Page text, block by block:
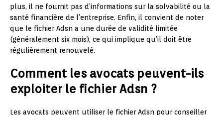
plus, il ne fournit pas d’informations sur la solvabilité ou la
santé financière de l’entreprise. Enfin, il convient de noter
que le fichier Adsn a une durée de validité limitée
(généralement six mois), ce qui implique qu’il doit être
régulièrement renouvelé.
Comment les avocats peuvent-ils
exploiter le fichier Adsn ?
Les avocats peuvent utiliser le fichier Adsn pour conseiller